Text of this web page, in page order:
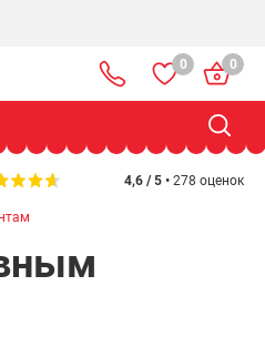
0 0
4,6 / 5 • 278 оценок